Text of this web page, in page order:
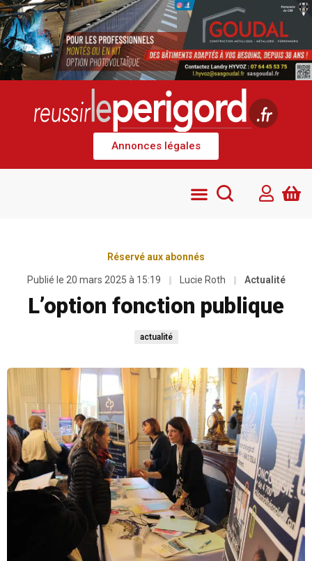
Annonces légales
Réservé aux abonnés
Publié le 20 mars 2025 à 15:19 Lucie Roth Actualité
L’option fonction publique
actualité